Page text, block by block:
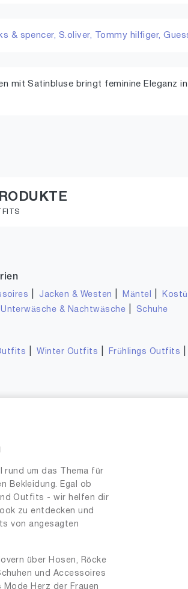
& spencer, S.oliver, Tommy hilfiger,
mit Satinbluse bringt feminine Eleganz
Jacken & Westen Mäntel
Unterwäsche & Nachtwäsche Schuhe
|Winter Outfits Frühlings Outfits
rund um das Thema für
Bekleidung. Egal ob
Outfits - wir helfen dir
zu entdecken und
von angesagten
über Hosen, Röcke
und Accessoires
Herz der Frauen